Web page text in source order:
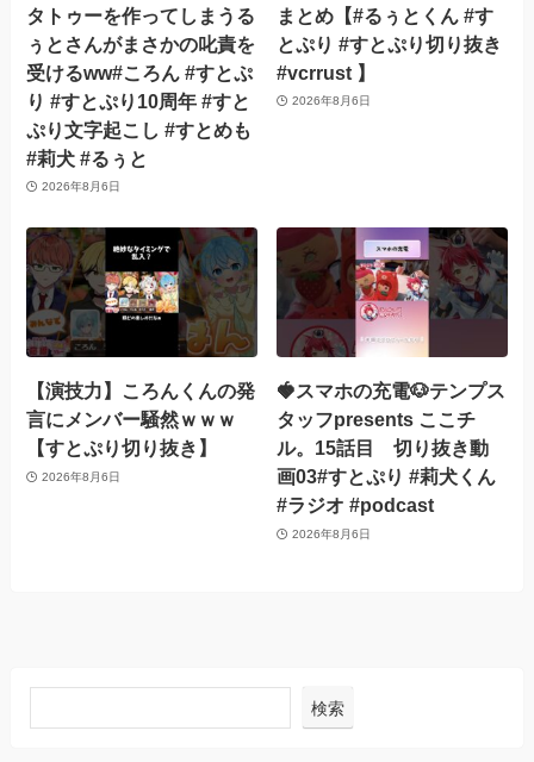
タトゥーを作ってしまうる
ぅとさんがまさかの叱責を
受けるww#ころん #すとぷ
り #すとぷり10周年 #すと
ぷり文字起こし #すとめも
#莉犬 #るぅと
2026年8月6日
まとめ【#るぅとくん #す
とぷり #すとぷり切り抜き
#vcrrust 】
2026年8月6日
【演技力】ころんくんの発
言にメンバー騒然ｗｗｗ
【すとぷり切り抜き】
2026年8月6日
🍓スマホの充電🐶テンプス
タッフpresents ここチ
ル。15話目 切り抜き動
画03#すとぷり #莉犬くん
#ラジオ #podcast
2026年8月6日
検索